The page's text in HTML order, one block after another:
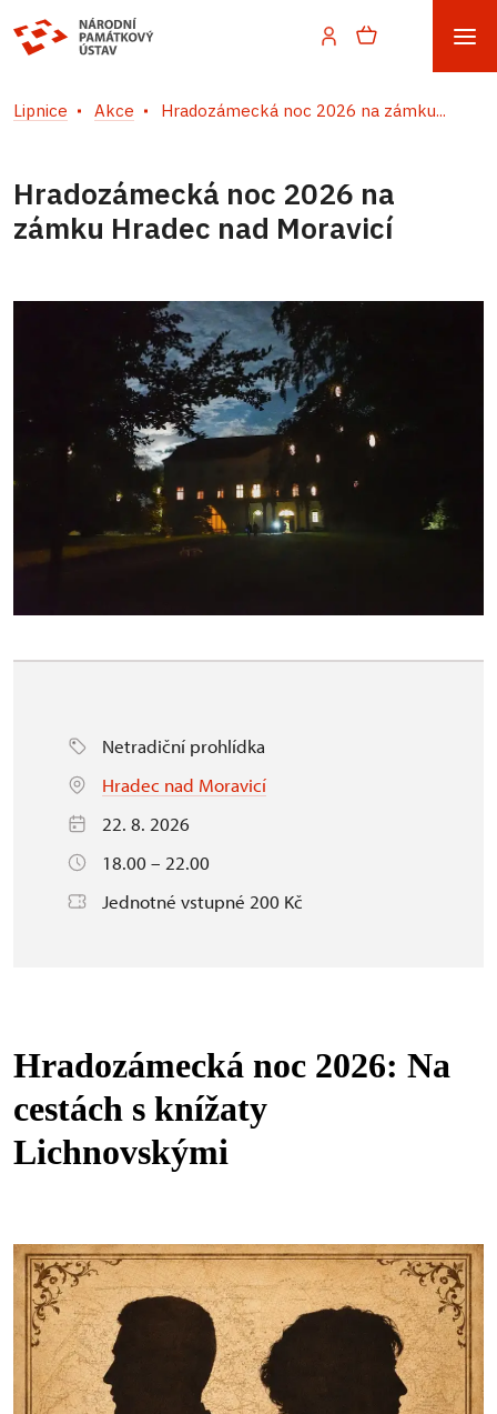
Lipnice Akce Hradozámecká noc 2026 na zámku...
Hradozámecká noc 2026 na
zámku Hradec nad Moravicí
Netradiční prohlídka
Hradec nad Moravicí
22. 8. 2026
18.00 – 22.00
Jednotné vstupné 200 Kč
Hradozámecká noc 2026: Na
cestách s knížaty
Lichnovskými